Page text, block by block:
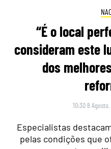
“É o local
consideram este
dos
10:30 8
Especialistas
pelas condições que